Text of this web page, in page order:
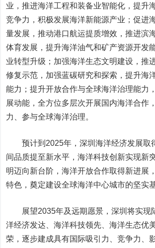
业，推进海洋工程和装备业智能化，提升
竞争力，积极发展海洋新能源产业；促进
量发展，推动港口航运提质增效，推进滨
体育发展，提升海洋油气和矿产资源开发
业转型升级；加强海洋生态文明建设，推
修复示范，加强蓝碳研究和探索，提升海
能力；提升开放合作与全球海洋治理能力
展动能，全方位多层次开展国内海洋合作
力、参与全球海洋治理。
预计到2025年，深圳海洋经济发展取
间品质提至新水平，海洋科技创新实现新
明迈向新台阶，海洋开放合作取得新进展
特色，奠定建设全球海洋中心城市的坚实基
展望2035年及远期愿景，深圳将实现
洋经济发达、海洋科技领先、海洋生态优
荣，逐步建成具有国际吸引力、竞争力、